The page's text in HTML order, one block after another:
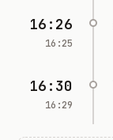
16:26
16:25
16:30
16:29